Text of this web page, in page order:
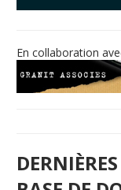
En collaboration